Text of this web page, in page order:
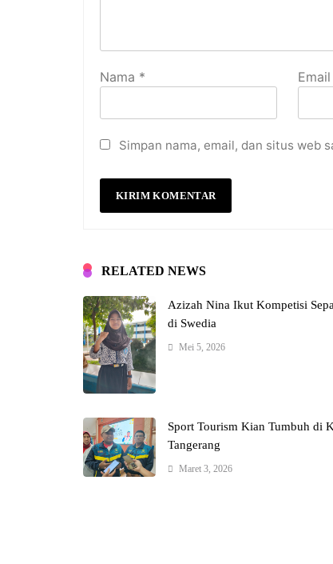
Nama * Email
Simpan nama, email, dan situs web
RELATED NEWS
Azizah Nina Ikut Kompetisi
di Swedia
Mei 5, 2026
Sport Tourism Kian Tumbuh di
Tangerang
Maret 3, 2026